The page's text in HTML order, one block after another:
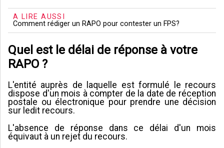
A LIRE AUSSI
Comment rédiger un RAPO pour contester un FPS?
Quel est le délai de réponse à votre
RAPO ?
L'entité auprès de laquelle est formulé le recours
dispose d'un mois à compter de la date de réception
postale ou électronique pour prendre une décision
sur ledit recours.
L'absence de réponse dans ce délai d'un mois
équivaut à un rejet du recours.